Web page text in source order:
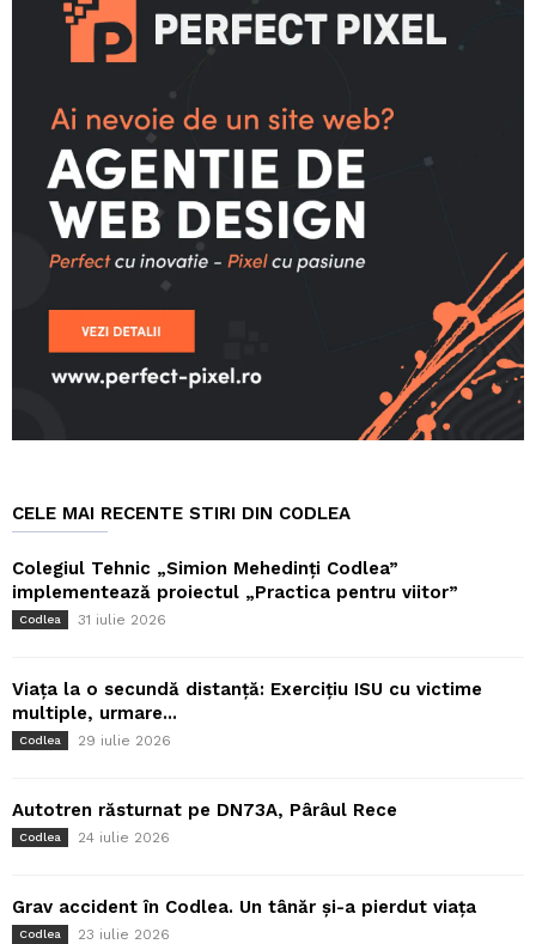
CELE MAI RECENTE STIRI DIN CODLEA
Colegiul Tehnic „Simion Mehedinți Codlea”
implementează proiectul „Practica pentru viitor”
Codlea 31 iulie 2026
Viața la o secundă distanță: Exercițiu ISU cu victime
multiple, urmare...
Codlea 29 iulie 2026
Autotren răsturnat pe DN73A, Pârâul Rece
Codlea 24 iulie 2026
Grav accident în Codlea. Un tânăr și-a pierdut viața
Codlea 23 iulie 2026